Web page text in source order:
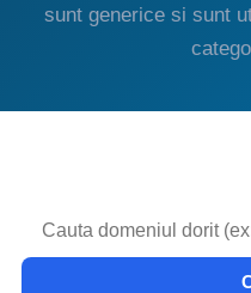
sunt generice si sunt